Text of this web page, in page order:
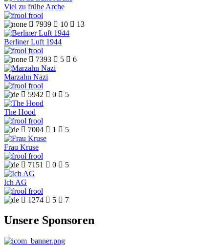
Viel zu frühe Arche
frool
 7939  10  13
Berliner Luft 1944
frool
 7393  5  6
Marzahn Nazi
frool
 5942  0  5
The Hood
frool
 7004  1  5
Frau Kruse
frool
 7151  0  5
Ich AG
frool
 1274  5  7
Unsere Sponsoren